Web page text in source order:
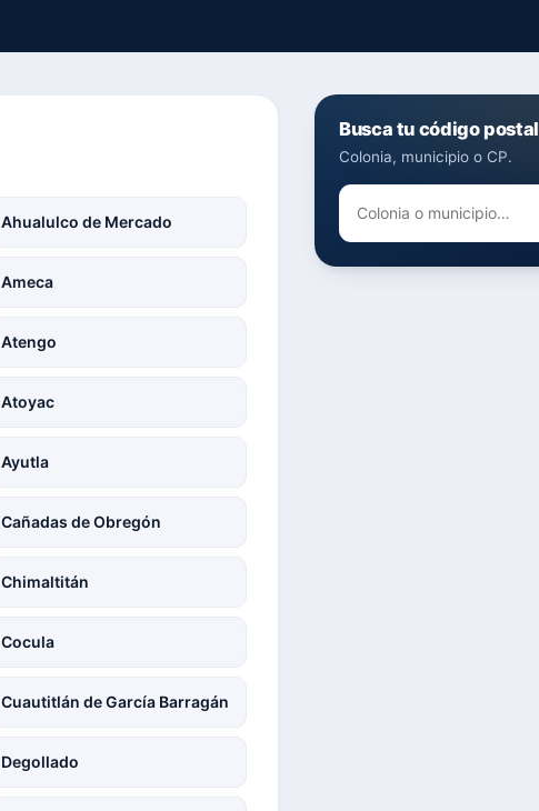
Ahualulco de Mercado
Ameca
Atengo
Atoyac
Ayutla
Cañadas de Obregón
Chimaltitán
Cocula
Cuautitlán de García Barragán
Degollado
Busca tu código postal
Colonia, municipio o CP.